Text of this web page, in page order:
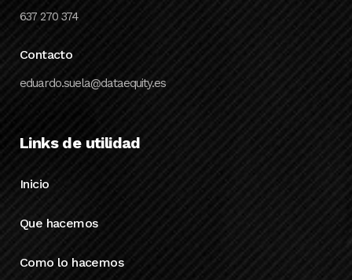
637 270 374
Contacto
eduardo.suela@dataequity.es
Links de utilidad
Inicio
Que hacemos
Como lo hacemos